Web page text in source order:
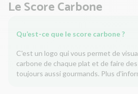
Le Score Carbone
Qu’est-ce que le score carbone ?
C'est un logo qui vous permet de
carbone de chaque plat et de faire
toujours aussi gourmands. Plus